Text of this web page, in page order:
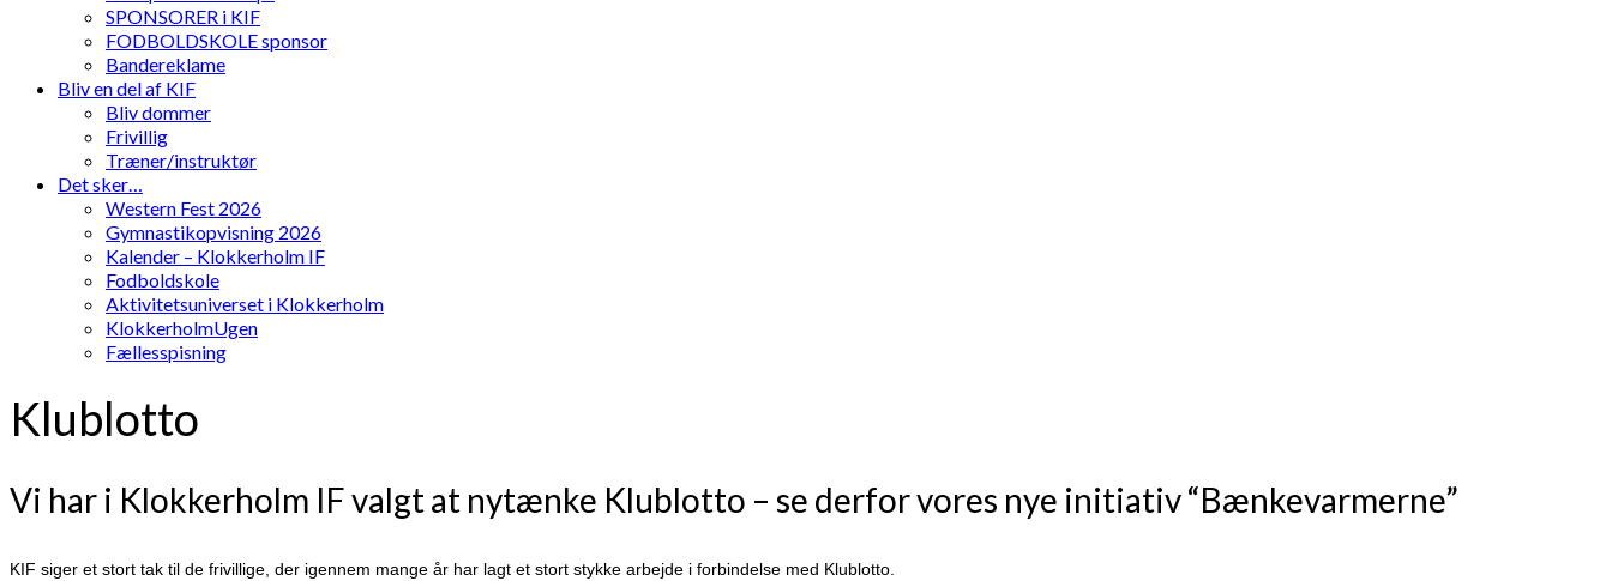
SPONSORER i KIF
FODBOLDSKOLE sponsor
Bandereklame
Bliv en del af KIF
Bliv dommer
Frivillig
Træner/instruktør
Det sker…
Western Fest 2026
Gymnastikopvisning 2026
Kalender – Klokkerholm IF
Fodboldskole
Aktivitetsuniverset i Klokkerholm
KlokkerholmUgen
Fællesspisning
Klublotto
Vi har i Klokkerholm IF valgt at nytænke Klublotto – se derfor vores nye initiativ “Bænkevarmerne”
KIF siger et stort tak til de frivillige, der igennem mange år har lagt et stort stykke arbejde i forbindelse med Klublotto.